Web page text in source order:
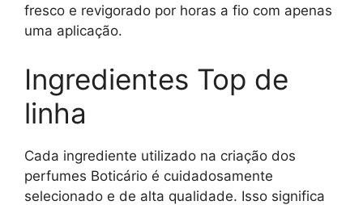
fresco e revigorado por horas a fio com apenas
uma aplicação.
Ingredientes Top de
linha
Cada ingrediente utilizado na criação dos
perfumes Boticário é cuidadosamente
selecionado e de alta qualidade. Isso significa